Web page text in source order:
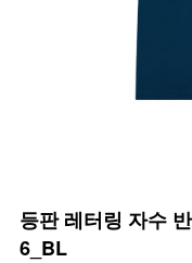
등판 레터링 자수
6_BL